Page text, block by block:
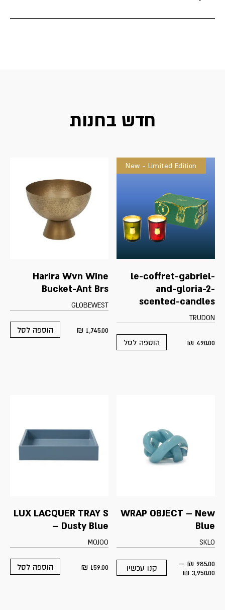
חדש בחנות
New - Limited Edition
le-coffret-gabriel-
and-gloria-2-
scented-candles
TRUDON
490.00
₪ הוספה לסל
Harira Wvn Wine
Bucket-Ant Brs
GLOBEWEST
1,745.00
₪ הוספה לסל
WRAP OBJECT – New
Blue
SKLO
985.00
₪
–
3,950.00
₪ קנו עכשיו
This
LUX LACQUER TRAY S
– Dusty Blue
MOJOO
159.00
₪ הוספה לסל